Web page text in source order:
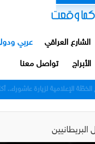
الشارع العراقي عربي
الأبراج تواصل معنا
ومنتسبين اثنين من مرور